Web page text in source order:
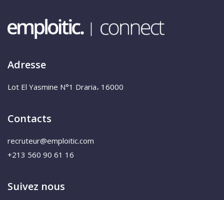
Adresse
Lot El Yasmine N°1 Draria، 16000
Contacts
recruteur@emploitic.com
+213 560 90 61 16
Suivez nous